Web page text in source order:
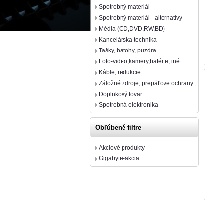
Spotrebný materiál
Spotrebný materiál - alternatívy
Média (CD,DVD,RW,BD)
Kancelárska technika
Tašky, batohy, puzdra
Foto-video,kamery,batérie, iné
Káble, redukcie
Záložné zdroje, prepäťove ochrany
Doplnkový tovar
Spotrebná elektronika
Obľúbené filtre
Akciové produkty
Gigabyte-akcia